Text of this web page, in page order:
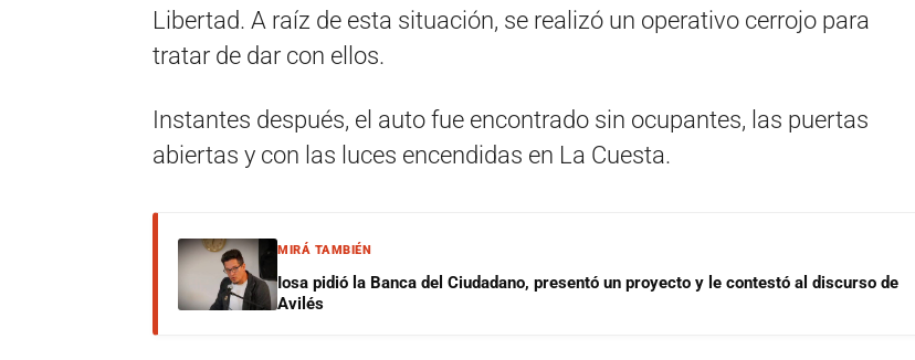
Libertad. A raíz de esta situación, se realizó un operativo cerrojo para
tratar de dar con ellos.
Instantes después, el auto fue encontrado sin ocupantes, las puertas
abiertas y con las luces encendidas en La Cuesta.
MIRÁ TAMBIÉN
Iosa pidió la Banca del Ciudadano, presentó un proyecto y le contestó al discurso de
Avilés